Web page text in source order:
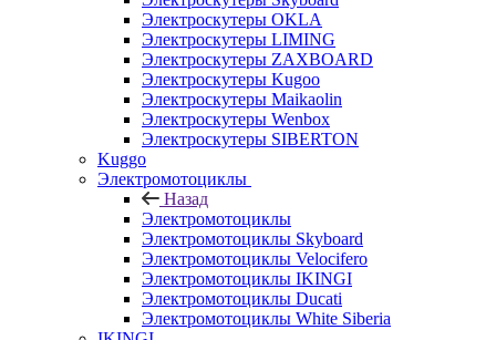
Электроскутеры OKLA
Электроскутеры LIMING
Электроскутеры ZAXBOARD
Электроскутеры Kugoo
Электроскутеры Maikaolin
Электроскутеры Wenbox
Электроскутеры SIBERTON
Kuggo
Электромотоциклы
Назад
Электромотоциклы
Электромотоциклы Skyboard
Электромотоциклы Velocifero
Электромотоциклы IKINGI
Электромотоциклы Ducati
Электромотоциклы White Siberia